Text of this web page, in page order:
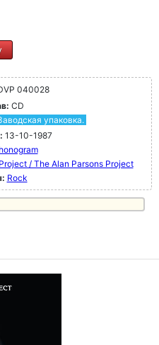
040028
CD
упаковка.
13-10-1987
/ The Alan Parsons Project
Rock